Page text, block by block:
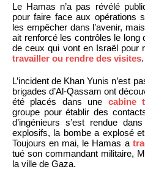
Le Hamas n’a pas révélé
pour faire face aux opérations
les empêcher dans l’avenir,
ait renforcé les contrôles le long
de ceux qui vont en Israël pour
travailler ou rendre des visites.
L’incident de Khan Yunis n’est
brigades d’Al-Qassam ont
été placés dans une cabine
groupe pour établir des
d’ingénieurs s’est rendue
explosifs, la bombe a explosé
Toujours en mai, le Hamas a
tué son commandant militaire,
la ville de Gaza.